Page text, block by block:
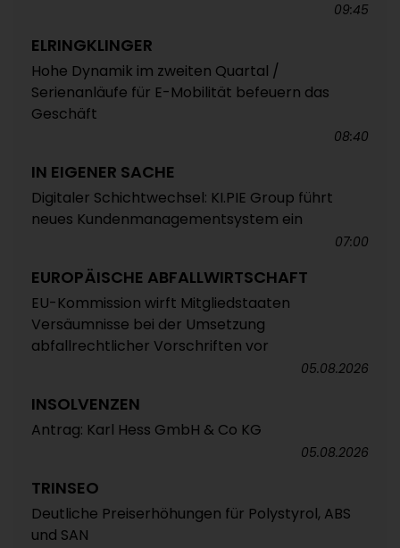
09:45
ELRINGKLINGER
Hohe Dynamik im zweiten Quartal /
Serienanläufe für E-Mobilität befeuern das
Geschäft
08:40
IN EIGENER SACHE
Digitaler Schichtwechsel: KI.PIE Group führt
neues Kundenmanagementsystem ein
07:00
EUROPÄISCHE ABFALLWIRTSCHAFT
EU-Kommission wirft Mitgliedstaaten
Versäumnisse bei der Umsetzung
abfallrechtlicher Vorschriften vor
05.08.2026
INSOLVENZEN
Antrag: Karl Hess GmbH & Co KG
05.08.2026
TRINSEO
Deutliche Preiserhöhungen für Polystyrol, ABS
und SAN